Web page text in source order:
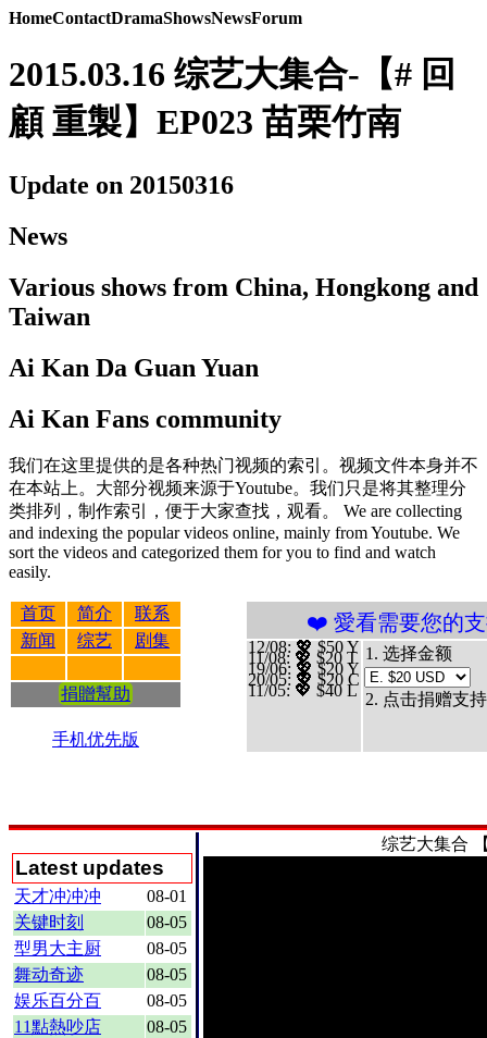
HomeContactDramaShowsNewsForum
2015.03.16 综艺大集合-【# 回
顧 重製】EP023 苗栗竹南
Update on 20150316
News
Various shows from China, Hongkong and
Taiwan
Ai Kan Da Guan Yuan
Ai Kan Fans community
我们在这里提供的是各种热门视频的索引。视频文件本身并不
在本站上。大部分视频来源于Youtube。我们只是将其整理分
类排列，制作索引，便于大家查找，观看。 We are collecting
and indexing the popular videos online, mainly from Youtube. We
sort the videos and categorized them for you to find and watch
easily.
首页 简介
联系
新闻
综艺 剧集
捐贈幫助
手机优先版
❤️ 愛看需要您的支持 贊助、
12/08: 💖 $50 Y
11/08: 💖 $20 T
19/06: 💖 $20 Y
20/05: 💖 $20 C
11/05: 💖 $40 L
1. 选择金额
2. 点击捐赠支持
Latest updates
天才冲冲冲
08-01
关键时刻
08-05
型男大主厨
08-05
舞动奇迹
08-05
娱乐百分百
08-05
11點熱吵店
08-05
综艺大集合